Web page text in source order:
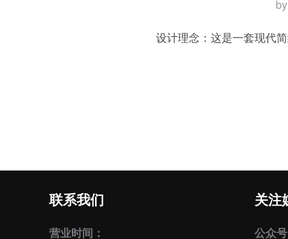
by
设计理念：这是一套现代
联系我们
营业时间：
关注
公众号